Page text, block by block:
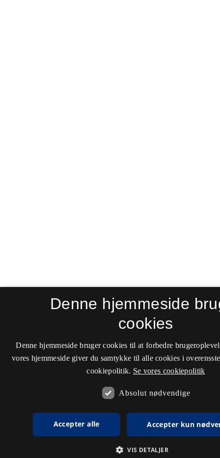
Denne hjemmeside
cookies
Denne hjemmeside bruger cookies til at forbedre
vores hjemmeside giver du samtykke til alle cookies i
cookiepolitik. Se vores cookiepolitik
Absolut nødvendige
Accepter alle Accepter kun
VIS DETALJER